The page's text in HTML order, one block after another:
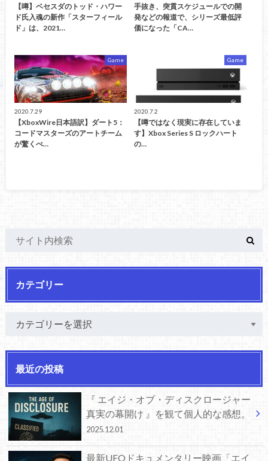
【噂】ベセスダのトッド・ハワー
ド氏入魂の新作「スターフィール
ド」は、2021…
手抜き、突貫スケジュールでの開
発などの報道で、シリーズ最低評
価になった「CA…
Game
2020.7.29
【XboxWire日本語訳】ダート5：
コードマスターズのアートチーム
が驚くべ…
Game
2020.7.2
【噂ではなく現実に存在していま
す】Xbox Series S ロックハート
の…
カテゴリー
最近の投稿
『 エイジ・オブ・ディスクロージャー
真実の幕開け 』を観て個人的な感想。
2025.12.01
最新UFOドキュメンタリー映画「エイ